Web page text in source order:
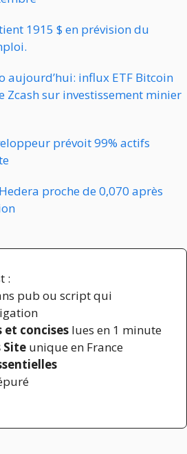
1915 $ en prévision du
aujourd’hui: influx ETF Bitcoin
Zcash sur investissement minier
prévoit 99% actifs
proche de 0,070 après
:
pub ou script qui
et concises lues en 1 minute
Site unique en France